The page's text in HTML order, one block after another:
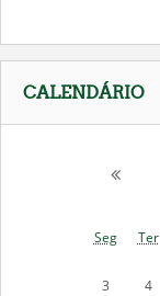
Calendário
CALENDÁRIO
Seg Ter
3
4